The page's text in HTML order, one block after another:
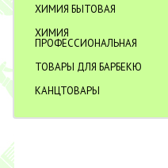
ХИМИЯ БЫТОВАЯ
ХИМИЯ
ПРОФЕССИОНАЛЬНАЯ
ТОВАРЫ ДЛЯ БАРБЕКЮ
КАНЦТОВАРЫ